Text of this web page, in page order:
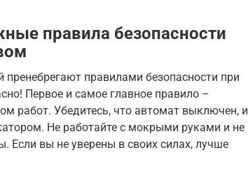
правила безопасности
правилами безопасности при
Первое и самое главное правило –
работ. Убедитесь, что автомат выключен, и
Не работайте с мокрыми руками и не
Если вы не уверены в своих силах, лучше